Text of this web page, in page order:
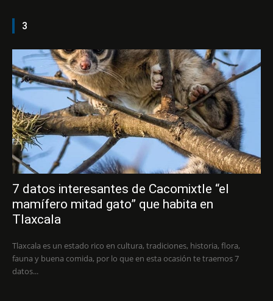
3
7 datos interesantes de Cacomixtle “el
mamífero mitad gato” que habita en
Tlaxcala
Tlaxcala es un estado rico en cultura, tradiciones, historia, flora,
fauna y buena comida, por lo que en esta ocasión te traemos 7
datos...